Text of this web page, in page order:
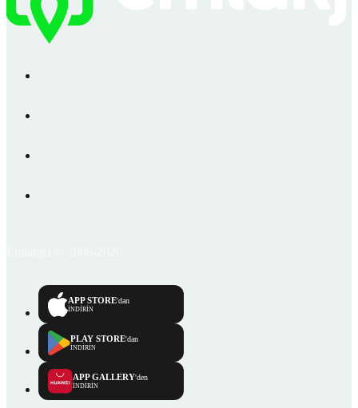
APP STORE'dan
İNDİRİN
PLAY STORE'dan
İNDİRİN
APP GALLERY'den
İNDİRİN